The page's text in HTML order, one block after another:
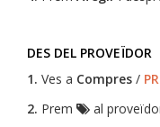
DES DEL PROVEÏDOR
1. Ves a Compres /
2. Prem
al